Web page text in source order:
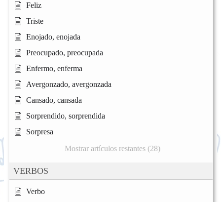
Feliz
Triste
Enojado, enojada
Preocupado, preocupada
Enfermo, enferma
Avergonzado, avergonzada
Cansado, cansada
Sorprendido, sorprendida
Sorpresa
Mostrar artículos restantes (28)
VERBOS
Verbo